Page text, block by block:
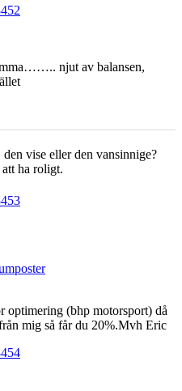
njut av balansen,
vise eller den vansinnige?
ha roligt.
optimering (bhp motorsport) då
mig så får du 20%.Mvh Eric